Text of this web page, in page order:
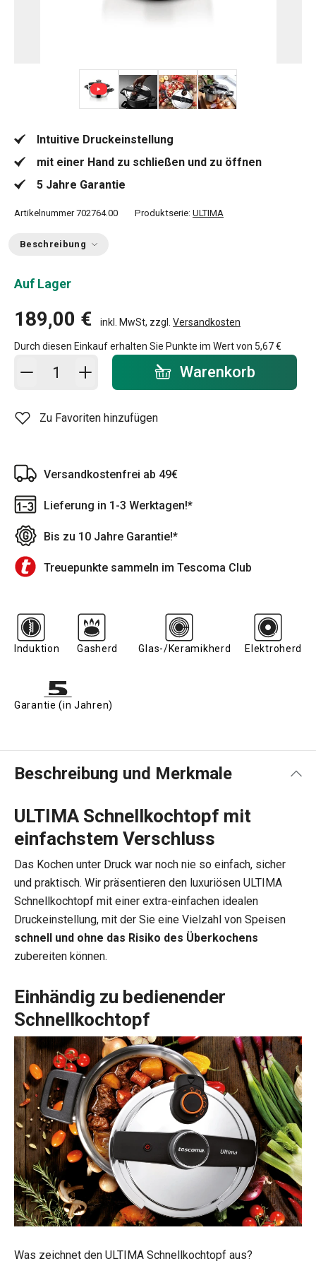
Intuitive Druckeinstellung
mit einer Hand zu schließen und zu öffnen
5 Jahre Garantie
Artikelnummer 702764.00 Produktserie: ULTIMA
Beschreibung
Auf Lager
189,00 € inkl. MwSt, zzgl. Versandkosten
Durch diesen Einkauf erhalten Sie Punkte im Wert von 5,67 €
In den Warenkorb - Menge Warenkorb
Zu Favoriten hinzufügen
Versandkostenfrei ab 49€
Lieferung in 1-3 Werktagen!*
Bis zu 10 Jahre Garantie!*
Treuepunkte sammeln im Tescoma Club
Induktion Gasherd Glas-/Keramikherd Elektroherd
Garantie (in Jahren)
Beschreibung und Merkmale
ULTIMA Schnellkochtopf mit
einfachstem Verschluss
Das Kochen unter Druck war noch nie so einfach, sicher
und praktisch. Wir präsentieren den luxuriösen ULTIMA
Schnellkochtopf mit einer extra-einfachen idealen
Druckeinstellung, mit der Sie eine Vielzahl von Speisen
schnell und ohne das Risiko des Überkochens
zubereiten können.
Einhändig zu bedienender
Schnellkochtopf
Was zeichnet den ULTIMA Schnellkochtopf aus?